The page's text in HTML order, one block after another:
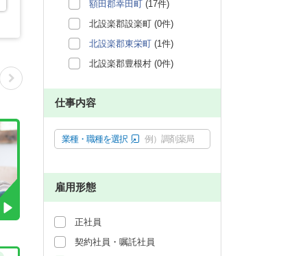
額田郡幸田町 (17件)
北設楽郡設楽町 (0件)
北設楽郡東栄町 (1件)
北設楽郡豊根村 (0件)
仕事内容
業種・職種を選択 例）調剤薬局
雇用形態
正社員
契約社員・嘱託社員